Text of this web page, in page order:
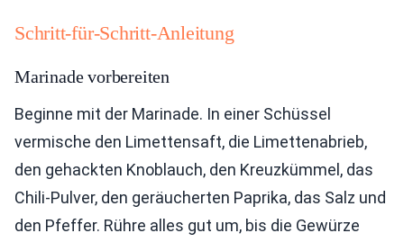
Schritt-für-Schritt-Anleitung
Marinade vorbereiten
Beginne mit der Marinade. In einer Schüssel
vermische den Limettensaft, die Limettenabrieb,
den gehackten Knoblauch, den Kreuzkümmel, das
Chili-Pulver, den geräucherten Paprika, das Salz und
den Pfeffer. Rühre alles gut um, bis die Gewürze